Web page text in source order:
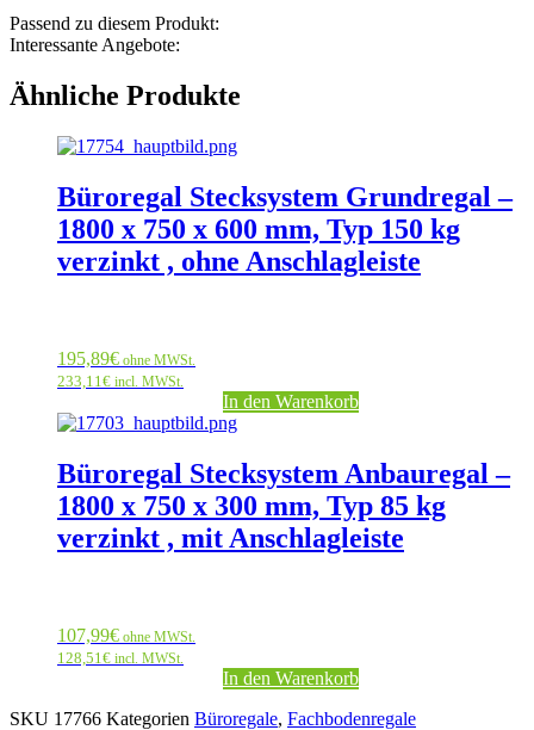
Passend zu diesem Produkt:
Interessante Angebote:
Ähnliche Produkte
Büroregal Stecksystem Grundregal –
1800 x 750 x 600 mm, Typ 150 kg
verzinkt , ohne Anschlagleiste
195,89€ ohne MWSt.
233,11€ incl. MWSt.
In den Warenkorb
Büroregal Stecksystem Anbauregal –
1800 x 750 x 300 mm, Typ 85 kg
verzinkt , mit Anschlagleiste
107,99€ ohne MWSt.
128,51 € incl. MWSt.
In den Warenkorb
SKU 17766 Kategorien Büroregale, Fachbodenregale